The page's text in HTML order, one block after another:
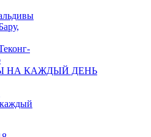
НА КАЖДЫЙ ДЕНЬ